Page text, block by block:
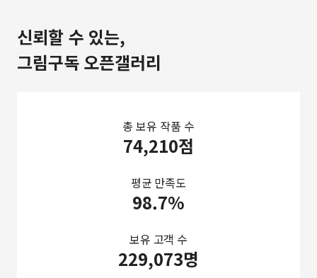
신뢰할 수 있는,
그림구독 오픈갤러리
총 보유 작품 수
74,210점
평균 만족도
98.7%
보유 고객 수
229,073명